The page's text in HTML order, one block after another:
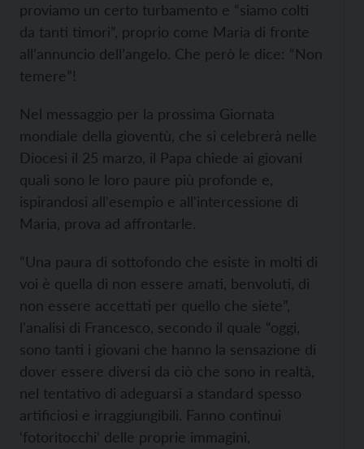
proviamo un certo turbamento e “siamo colti
da tanti timori”, proprio come Maria di fronte
all’annuncio dell’angelo. Che però le dice: “Non
temere”!
Nel messaggio per la prossima Giornata
mondiale della gioventù, che si celebrerà nelle
Diocesi il 25 marzo, il Papa chiede ai giovani
quali sono le loro paure più profonde e,
ispirandosi all'esempio e all'intercessione di
Maria, prova ad affrontarle.
“Una paura di sottofondo che esiste in molti di
voi è quella di non essere amati, benvoluti, di
non essere accettati per quello che siete”,
l'analisi di Francesco, secondo il quale “oggi,
sono tanti i giovani che hanno la sensazione di
dover essere diversi da ciò che sono in realtà,
nel tentativo di adeguarsi a standard spesso
artificiosi e irraggiungibili. Fanno continui
‘fotoritocchi’ delle proprie immagini,